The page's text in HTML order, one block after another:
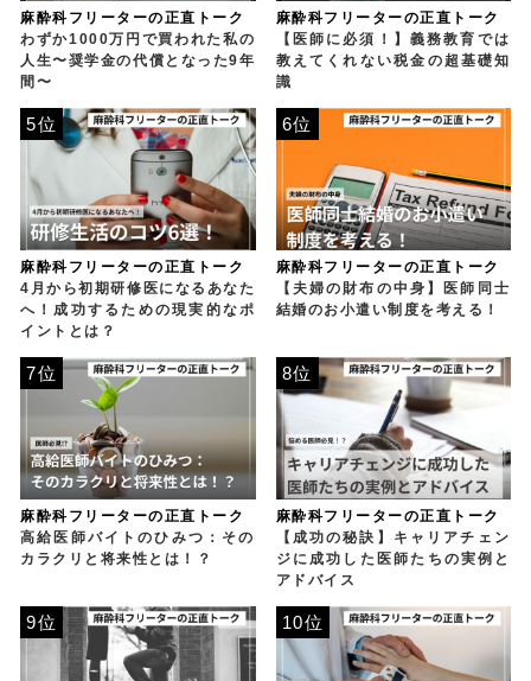
麻酔科フリーターの正直トーク
わずか1000万円で買われた私の
人生〜奨学金の代償となった9年
間〜
麻酔科フリーターの正直トーク
【医師に必須！】義務教育では
教えてくれない税金の超基礎知
識
麻酔科フリーターの正直トーク
4月から初期研修医になるあなた
へ！成功するための現実的なポ
イントとは？
5位
麻酔科フリーターの正直トーク
【夫婦の財布の中身】医師同士
結婚のお小遣い制度を考える！
6位
麻酔科フリーターの正直トーク
高給医師バイトのひみつ：その
カラクリと将来性とは！？
7位
麻酔科フリーターの正直トーク
【成功の秘訣】キャリアチェン
ジに成功した医師たちの実例と
アドバイス
8位
9位 10位